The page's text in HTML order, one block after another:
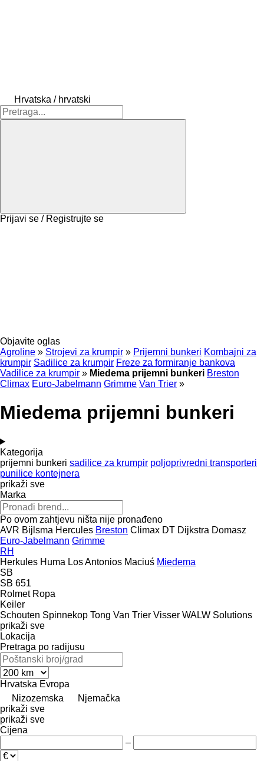
Hrvatska / hrvatski
Prijavi se / Registrujte se
Objavite oglas
Agroline » Strojevi za krumpir » Prijemni bunkeri Kombajni za
krumpir Sadilice za krumpir Freze za formiranje bankova
Vadilice za krumpir » Miedema prijemni bunkeri Breston
Climax Euro-Jabelmann Grimme Van Trier »
Miedema prijemni bunkeri
Kategorija
prijemni bunkeri sadilice za krumpir poljoprivredni transporteri
punilice kontejnera
prikaži sve
Marka
Po ovom zahtjevu ništa nije pronađeno
AVR Bijlsma Hercules Breston Climax DT Dijkstra Domasz
Euro-Jabelmann Grimme
RH
Herkules Huma Los Antonios Maciuś Miedema
SB
SB 651
Rolmet Ropa
Keiler
Schouten Spinnekop Tong Van Trier Visser WALW Solutions
prikaži sve
Lokacija
Pretraga po radijusu
Hrvatska Evropa
Nizozemska
Njemačka
prikaži sve
prikaži sve
Cijena
–